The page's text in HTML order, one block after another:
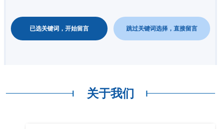
已选关键词，开始留言 跳过关键词选择，直接留言
关于我们